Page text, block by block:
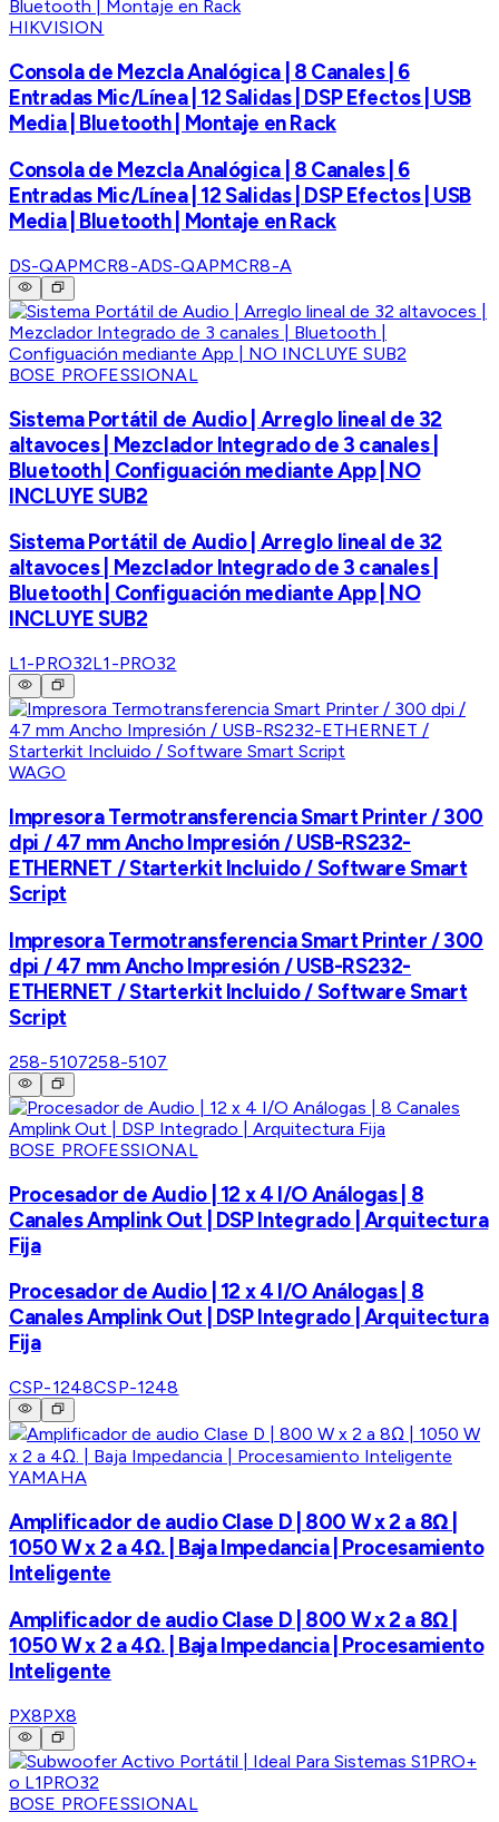
HIKVISION
Consola de Mezcla Analógica | 8 Canales | 6
Entradas Mic/Línea | 12 Salidas | DSP Efectos | USB
Media | Bluetooth | Montaje en Rack
Consola de Mezcla Analógica | 8 Canales | 6
Entradas Mic/Línea | 12 Salidas | DSP Efectos | USB
Media | Bluetooth | Montaje en Rack
DS-QAPMCR8-ADS-QAPMCR8-A
BOSE PROFESSIONAL
Sistema Portátil de Audio | Arreglo lineal de 32
altavoces | Mezclador Integrado de 3 canales |
Bluetooth | Configuación mediante App | NO
INCLUYE SUB2
Sistema Portátil de Audio | Arreglo lineal de 32
altavoces | Mezclador Integrado de 3 canales |
Bluetooth | Configuación mediante App | NO
INCLUYE SUB2
L1-PRO32L1-PRO32
WAGO
Impresora Termotransferencia Smart Printer / 300
dpi / 47 mm Ancho Impresión / USB-RS232-
ETHERNET / Starterkit Incluido / Software Smart
Script
Impresora Termotransferencia Smart Printer / 300
dpi / 47 mm Ancho Impresión / USB-RS232-
ETHERNET / Starterkit Incluido / Software Smart
Script
258-5107258-5107
BOSE PROFESSIONAL
Procesador de Audio | 12 x 4 I/O Análogas | 8
Canales Amplink Out | DSP Integrado | Arquitectura
Fija
Procesador de Audio | 12 x 4 I/O Análogas | 8
Canales Amplink Out | DSP Integrado | Arquitectura
Fija
CSP-1248CSP-1248
YAMAHA
Amplificador de audio Clase D | 800 W x 2 a 8Ω |
1050 W x 2 a 4Ω. | Baja Impedancia | Procesamiento
Inteligente
Amplificador de audio Clase D | 800 W x 2 a 8Ω |
1050 W x 2 a 4Ω. | Baja Impedancia | Procesamiento
Inteligente
PX8PX8
BOSE PROFESSIONAL